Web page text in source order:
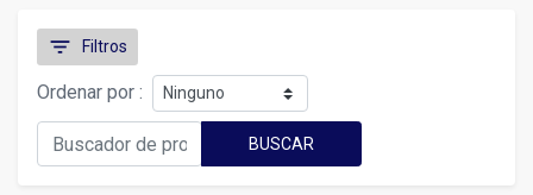
filter_list Filtros
Ordenar por :
BUSCAR